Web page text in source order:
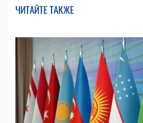
ЧИТАЙТЕ ТАКЖЕ